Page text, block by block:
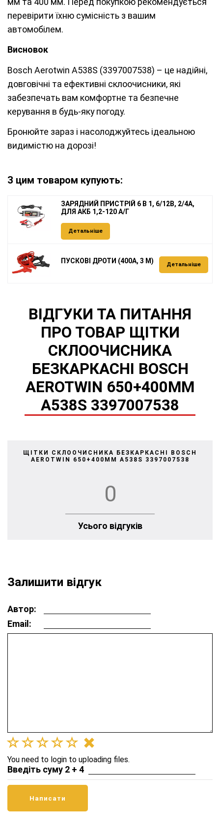
перевірити їхню сумісність з вашим
автомобілем.
Висновок
Bosch Aerotwin A538S (3397007538) – це надійні,
довговічні та ефективні склоочисники, які
забезпечать вам комфортне та безпечне
керування в будь-яку погоду.
Бронюйте зараз і насолоджуйтесь ідеальною
видимістю на дорозі!
З цим товаром купують:
ЗАРЯДНИЙ ПРИСТРІЙ 6 В 1, 6/12В, 2/4А,
ДЛЯ АКБ 1,2-120 А/Г
Детальніше
ПУСКОВІ ДРОТИ (400А, 3 М) Детальніше
ВІДГУКИ ТА ПИТАННЯ
ПРО ТОВАР ЩІТКИ
СКЛООЧИСНИКА
БЕЗКАРКАСНІ BOSCH
AEROTWIN 650+400MM
A538S 3397007538
ЩІТКИ СКЛООЧИСНИКА БЕЗКАРКАСНІ BOSCH
AEROTWIN 650+400MM A538S 3397007538
0
Усього відгуків
Залишити відгук
Автор:
Email:
You need to login to uploading files.
Введіть суму 2 + 4